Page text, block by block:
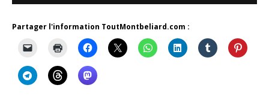
Partager l'information ToutMontbeliard.com :